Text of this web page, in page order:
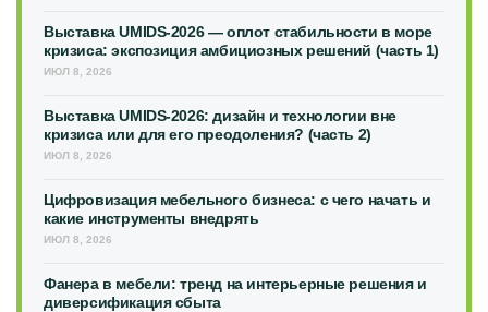
Выставка UMIDS-2026 — оплот стабильности в море
кризиса: экспозиция амбициозных решений (часть 1)
ИЮЛ 8, 2026
Выставка UMIDS-2026: дизайн и технологии вне
кризиса или для его преодоления? (часть 2)
ИЮЛ 8, 2026
Цифровизация мебельного бизнеса: с чего начать и
какие инструменты внедрять
ИЮЛ 8, 2026
Фанера в мебели: тренд на интерьерные решения и
диверсификация сбыта